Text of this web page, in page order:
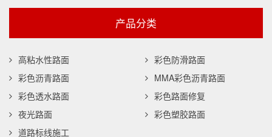
产品分类
高粘水性路面
彩色防滑路面
彩色沥青路面
MMA彩色沥青路面
彩色透水路面
彩色路面修复
夜光路面
彩色塑胶路面
道路标线施工